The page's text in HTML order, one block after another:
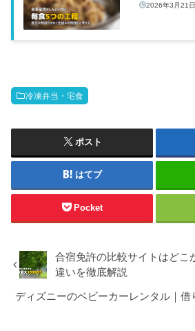
2026年3月21日
冷凍弁当・宅食
ポスト
はてブ
Pocket
合宿免許の比較サイトはどこ
違いを徹底解説
ディズニーのベビーカーレンタル｜借